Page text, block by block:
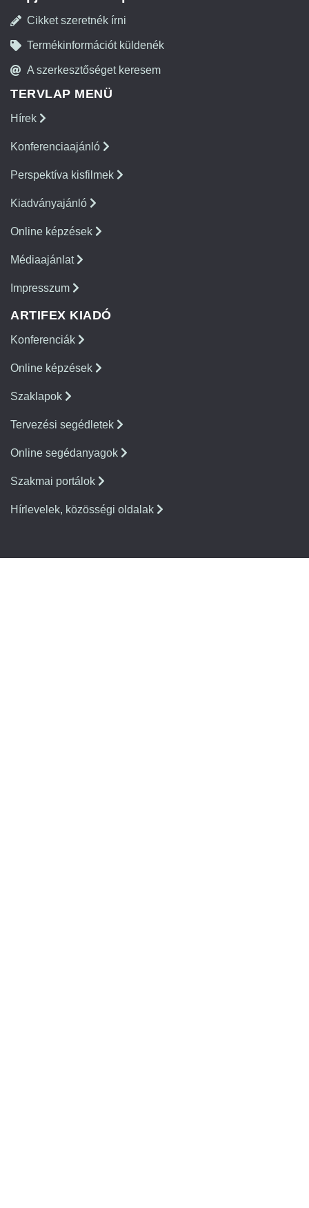
Cikket szeretnék írni
Termékinformációt küldenék
A szerkesztőséget keresem
TERVLAP MENÜ
Hírek
Konferenciaajánló
Perspektíva kisfilmek
Kiadványajánló
Online képzések
Médiaajánlat
Impresszum
ARTIFEX KIADÓ
Konferenciák
Online képzések
Szaklapok
Tervezési segédletek
Online segédanyagok
Szakmai portálok
Hírlevelek, közösségi oldalak